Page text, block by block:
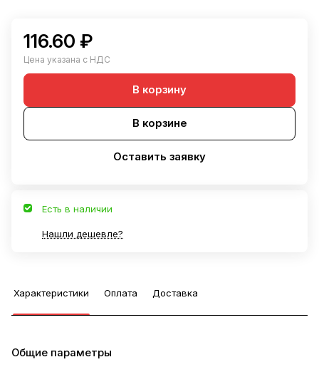
116.60 ₽
Цена указана с НДС
В корзину
В корзине
Оставить заявку
Есть в наличии
Нашли дешевле?
Характеристики Оплата Доставка
Общие параметры